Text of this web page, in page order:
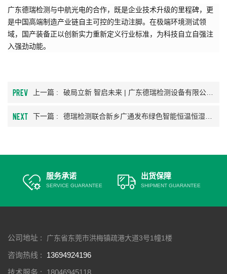
广东德瑞检测与中航光电的合作，既是企业技术升级的里程碑，更
是中国高端制造产业链自主可控的生动注脚。在极端环境测试领
域，国产装备正以创新实力重新定义行业标准，为科技自立自强注
入强劲动能。
PREV 上一篇 :
NEXT 下一篇 :
服务承诺
SERVICE GUARANTEE
出货保障
SHIPMENT GUARANTEE
公司地址 : 广东省东莞市洪梅镇疏港大道3号1幢1楼
咨询热线 :
13694924196